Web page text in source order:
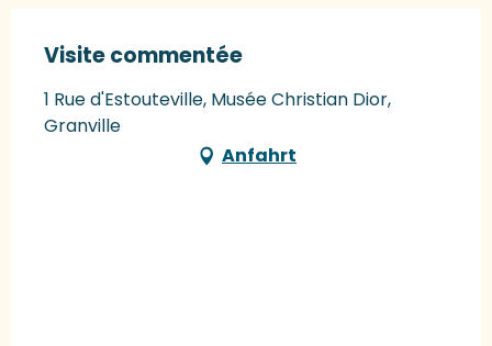
Visite commentée
1 Rue d'Estouteville, Musée Christian Dior,
Granville
Anfahrt